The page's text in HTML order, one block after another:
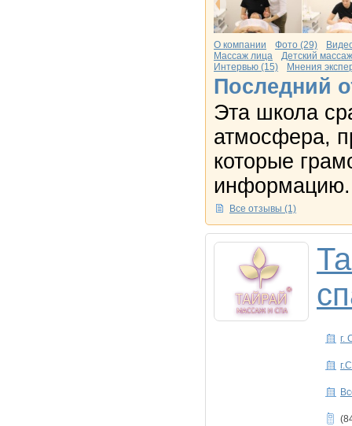
О компании Фото (29)
Массаж лица
Детский массаж
Интервью (15)
Мнения
Последний
Эта школа
атмосфера,
которые
Все отзывы (1)
г.